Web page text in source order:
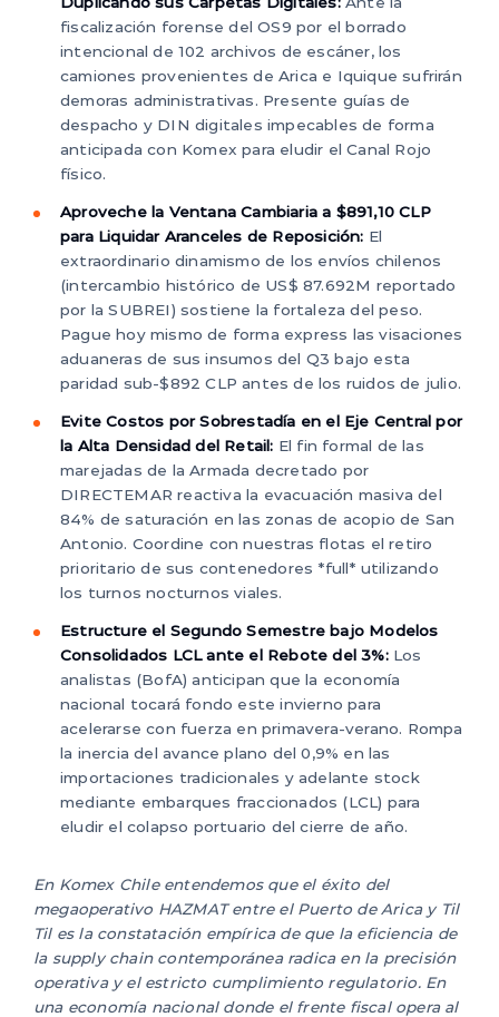
fiscalización forense del OS9 por el borrado
intencional de 102 archivos de escáner, los
camiones provenientes de Arica e Iquique sufrirán
demoras administrativas. Presente guías de
despacho y DIN digitales impecables de forma
anticipada con Komex para eludir el Canal Rojo
físico.
Aproveche la Ventana Cambiaria a $891,10 CLP
para Liquidar Aranceles de Reposición: El
extraordinario dinamismo de los envíos chilenos
(intercambio histórico de US$ 87.692M reportado
por la SUBREI) sostiene la fortaleza del peso.
Pague hoy mismo de forma express las visaciones
aduaneras de sus insumos del Q3 bajo esta
paridad sub-$892 CLP antes de los ruidos de julio.
Evite Costos por Sobrestadía en el Eje Central por
la Alta Densidad del Retail: El fin formal de las
marejadas de la Armada decretado por
DIRECTEMAR reactiva la evacuación masiva del
84% de saturación en las zonas de acopio de San
Antonio. Coordine con nuestras flotas el retiro
prioritario de sus contenedores *full* utilizando
los turnos nocturnos viales.
Estructure el Segundo Semestre bajo Modelos
Consolidados LCL ante el Rebote del 3%:Los
analistas (BofA) anticipan que la economía
nacional tocará fondo este invierno para
acelerarse con fuerza en primavera-verano. Rompa
la inercia del avance plano del 0,9% en las
importaciones tradicionales y adelante stock
mediante embarques fraccionados (LCL) para
eludir el colapso portuario del cierre de año.
En Komex Chile entendemos que el éxito del
megaoperativo HAZMAT entre el Puerto de Arica y Til
Til es la constatación empírica de que la eficiencia de
la supply chain contemporánea radica en la precisión
operativa y el estricto cumplimiento regulatorio. En
una economía nacional donde el frente fiscal opera al